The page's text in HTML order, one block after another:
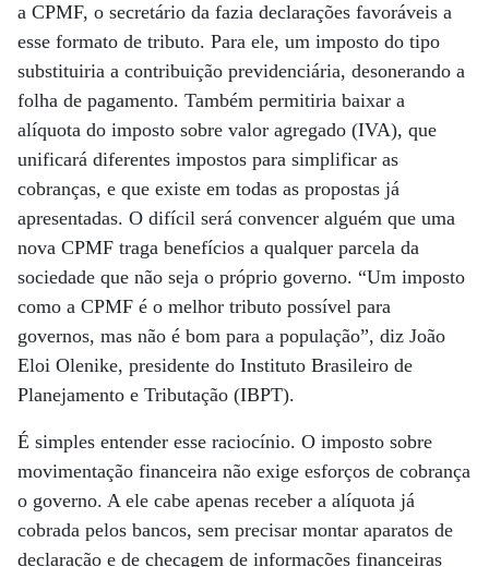
a CPMF, o secretário da fazia declarações favoráveis a
esse formato de tributo. Para ele, um imposto do tipo
substituiria a contribuição previdenciária, desonerando a
folha de pagamento. Também permitiria baixar a
alíquota do imposto sobre valor agregado (IVA), que
unificará diferentes impostos para simplificar as
cobranças, e que existe em todas as propostas já
apresentadas. O difícil será convencer alguém que uma
nova CPMF traga benefícios a qualquer parcela da
sociedade que não seja o próprio governo. “Um imposto
como a CPMF é o melhor tributo possível para
governos, mas não é bom para a população”, diz João
Eloi Olenike, presidente do Instituto Brasileiro de
Planejamento e Tributação (IBPT).
É simples entender esse raciocínio. O imposto sobre
movimentação financeira não exige esforços de cobrança
o governo. A ele cabe apenas receber a alíquota já
cobrada pelos bancos, sem precisar montar aparatos de
declaração e de checagem de informações financeiras